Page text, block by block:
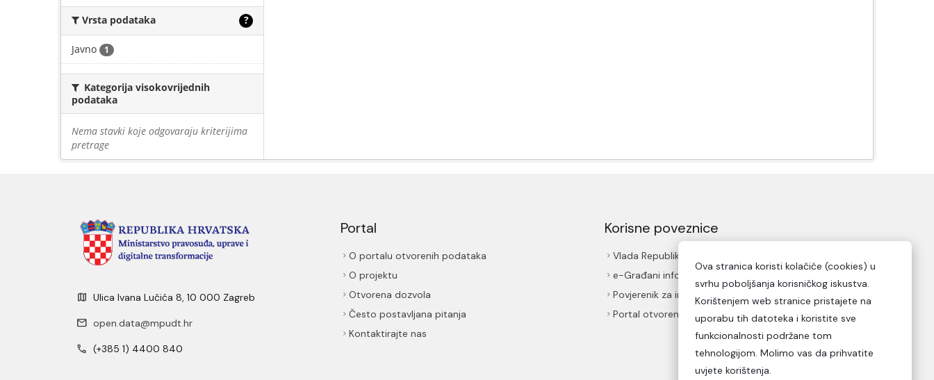
Vrsta podataka ?
Javno 1
Kategorija visokovrijednih
podataka
Nema stavki koje odgovaraju kriterijima
pretrage